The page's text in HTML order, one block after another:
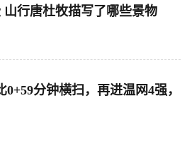
行唐杜牧描写了哪些景物
分钟横扫，再进温网4强，